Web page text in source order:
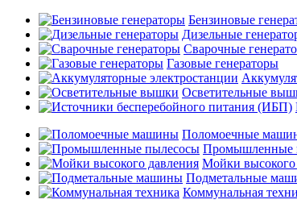
Бензиновые
Дизельные
Сварочные
Газовые генераторы
Осветительные
Поломоечные
Промышленные
Мойки высокого
Подметальные
Коммунальная